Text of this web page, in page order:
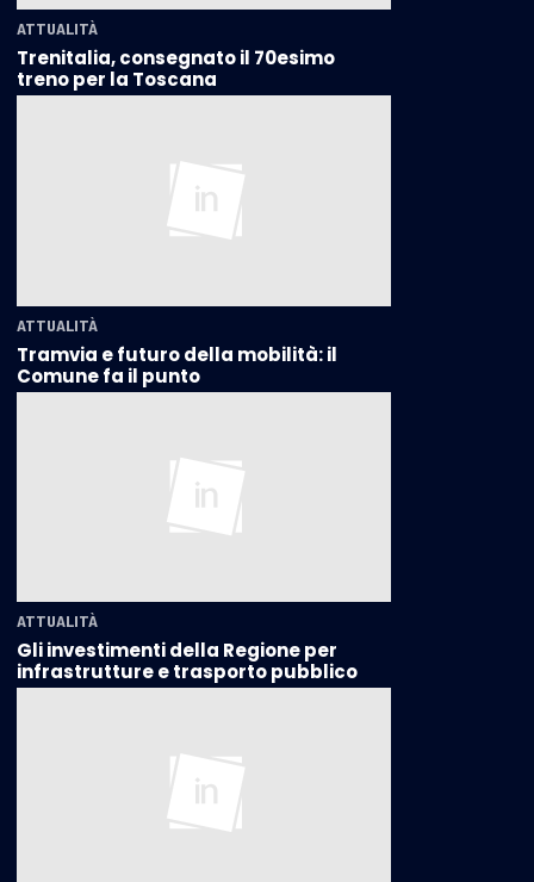
ATTUALITÀ
Trenitalia, consegnato il 70esimo
treno per la Toscana
ATTUALITÀ
Tramvia e futuro della mobilità: il
Comune fa il punto
ATTUALITÀ
Gli investimenti della Regione per
infrastrutture e trasporto pubblico